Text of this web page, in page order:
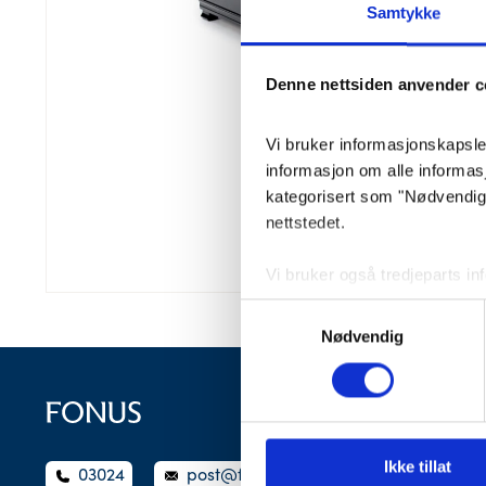
Samtykke
Denne nettsiden anvender
Vi bruker
informasjon om alle
kategorisert som
nettstedet.
Vi bruker også tredjeparts
lagrer innstillingene dine og
lagret i nettleseren din med
Du kan velge å aktivere
Nødvendig
Ikke tillat
03024 post@fonus.no